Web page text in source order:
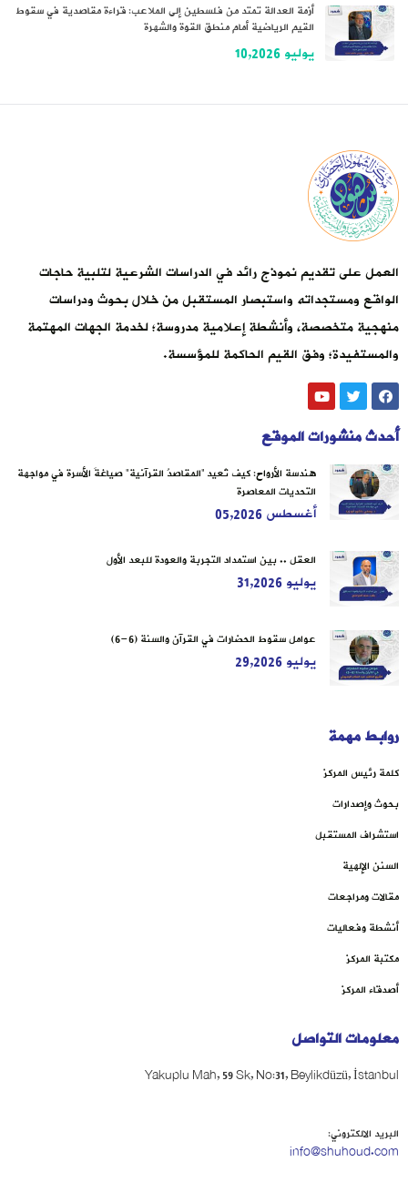
أزمة العدالة تمتد من فلسطين إلى الملاعب: قراءة مقاصدية في سقوط
القيم الرياضية أمام منطق القوة والشهرة
يوليو 10,2026
العمل على تقديم نموذج رائد في الدراسات الشرعية لتلبية حاجات
الواقع ومستجداته واستبصار المستقبل من خلال بحوث ودراسات
منهجية متخصصة، وأنشطة إعلامية مدروسة؛ لخدمة الجهات المهتمة
والمستفيدة؛ وفق القيم الحاكمة للمؤسسة.
أحدث منشورات الموقع
هندسة الأرواح: كيف تُعيد “المقاصدُ القرآنية” صياغةَ الأسرة في مواجهة
التحديات المعاصرة
أغسطس 05,2026
العقل .. بين استمداد التجربة والعودة للبعد الأول
يوليو 31,2026
عوامل سقوط الحضارات في القرآن والسنة (6-6)
يوليو 29,2026
روابط مهمة
كلمة رئيس المركز
بحوث وإصدارات
استشراف المستقبل
السنن الإلهية
مقالات ومراجعات
أنشطة وفعاليات
مكتبة المركز
أصدقاء المركز
معلومات التواصل
Yakuplu Mah, 59 Sk, No:31, Beylikdüzü, İstanbul
البريد الالكتروني:
info@shuhoud.com